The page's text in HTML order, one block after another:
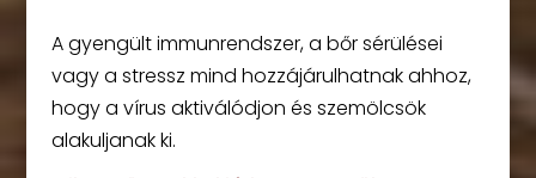
A gyengült immunrendszer, a bőr sérülései
vagy a stressz mind hozzájárulhatnak ahhoz,
hogy a vírus aktiválódjon és szemölcsök
alakuljanak ki.